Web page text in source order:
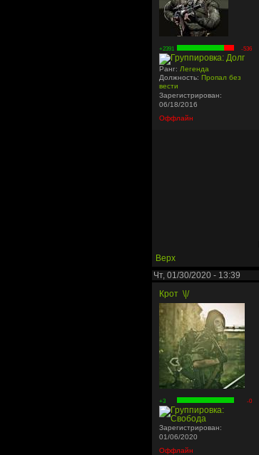
+2391 -536
Ранг: Легенда
Должность: Пропал без
вести
Зарегистрирован:
06/18/2016
Оффлайн
Верх
Чт, 01/30/2020 - 13:39
Крот \|/
+3 -0
Зарегистрирован:
01/06/2020
Оффлайн